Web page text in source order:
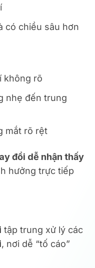
có chiều sâu hơn
không rõ
nhẹ đến trung
mắt rõ rệt
đổi dễ nhận thấy
hưởng trực tiếp
tập trung xử lý các
, nơi dễ “tố cáo”